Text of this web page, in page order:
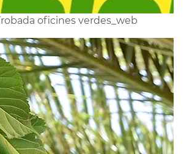
oficines verdes_web